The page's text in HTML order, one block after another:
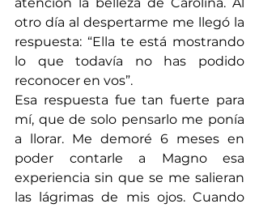
otro día al despertarme me llegó la
respuesta: “Ella te está mostrando
lo que todavía no has podido
reconocer en vos”.
Esa respuesta fue tan fuerte para
mí, que de solo pensarlo me ponía
a llorar. Me demoré 6 meses en
poder contarle a Magno esa
experiencia sin que se me salieran
las lágrimas de mis ojos. Cuando